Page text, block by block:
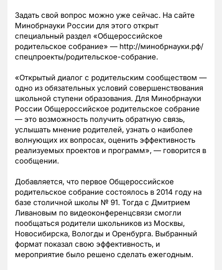
Задать свой вопрос можно уже сейчас. На сайте
Минобрнауки России для этого открыт
специальный раздел «Общероссийское
родительское собрание» — http://минобрнауки.рф/
спецпроекты/родительское-собрание.
«Открытый диалог с родительским сообществом —
одно из обязательных условий совершенствования
школьной ступени образования. Для Минобрнауки
России Общероссийское родительское собрание
— это возможность получить обратную связь,
услышать мнение родителей, узнать о наиболее
волнующих их вопросах, оценить эффективность
реализуемых проектов и программ», — говорится в
сообщении.
Добавляется, что первое Общероссийское
родительское собрание состоялось в 2014 году на
базе столичной школы № 91. Тогда с Дмитрием
Ливановым по видеоконференцсвязи смогли
пообщаться родители школьников из Москвы,
Новосибирска, Вологды и Оренбурга. Выбранный
формат показал свою эффективность, и
мероприятие было решено сделать ежегодным.